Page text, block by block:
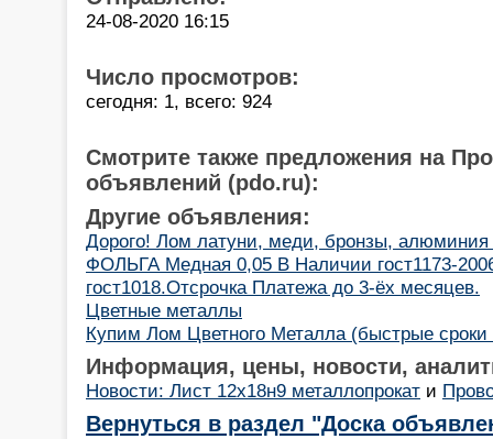
24-08-2020 16:15
Число просмотров:
сегодня: 1, всего: 924
Смотрите также предложения на
объявлений (pdo.ru):
Другие объявления:
Дорого! Лом латуни, меди, бронзы, алюминия
ФОЛЬГА Медная 0,05 В Наличии гост1173-
гост1018.Отсрочка Платежа до 3-ёх месяцев.
Цветные металлы
Купим Лом Цветного Металла (быстрые
Информация, цены, новости,
Новости: Лист 12х18н9 металлопрокат и
Вернуться в раздел "Доска